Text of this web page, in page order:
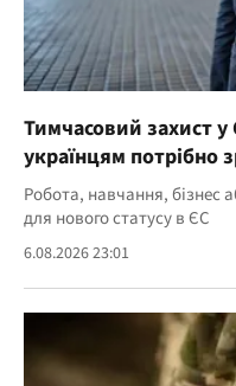
Тимчасовий захист
українцям потрібно
Робота, навчання, бізнес
для нового статусу в ЄС
6.08.2026 23:01